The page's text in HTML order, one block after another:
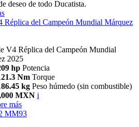
deseo de todo Ducatista.
Réplica del Campeón Mundial Márquez
V4 Réplica del Campeón Mundial
2025
hp Potencia
Nm Torque
kg Peso húmedo (sin combustible)
MXN i
más
MM93